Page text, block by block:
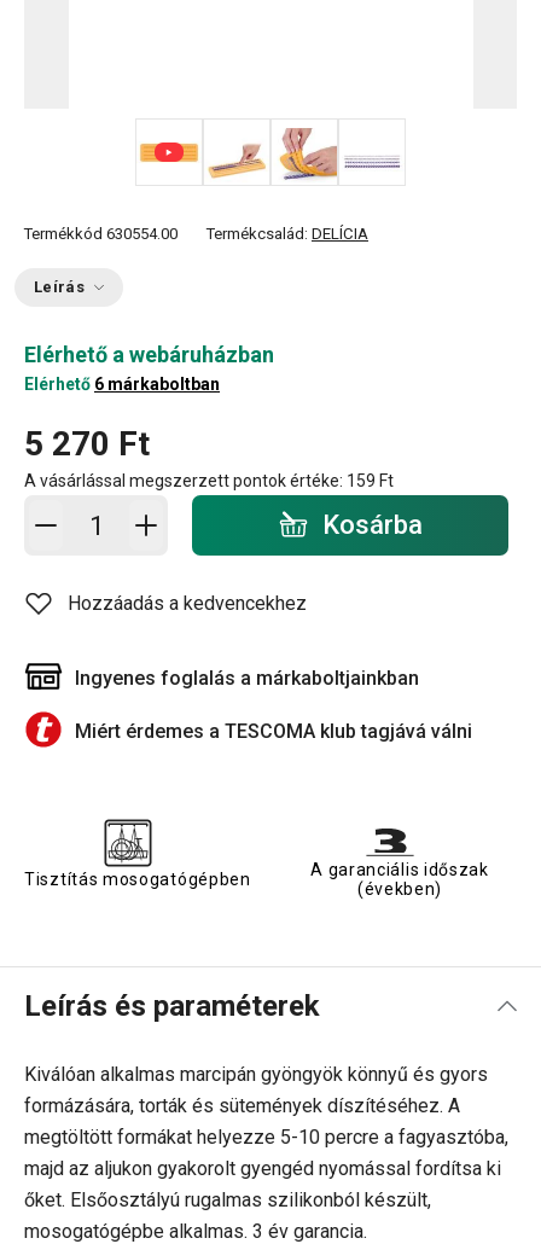
Termékkód 630554.00 Termékcsalád: DELÍCIA
Leírás
Elérhető a webáruházban
Elérhető 6 márkaboltban
5 270 Ft
A vásárlással megszerzett pontok értéke: 159 Ft
Kosárba - mennyiség Kosárba
Hozzáadás a kedvencekhez
Ingyenes foglalás a márkaboltjainkban
Miért érdemes a TESCOMA klub tagjává válni
Tisztítás mosogatógépben
A garanciális időszak
(években)
Leírás és paraméterek
Kiválóan alkalmas marcipán gyöngyök könnyű és gyors
formázására, torták és sütemények díszítéséhez. A
megtöltött formákat helyezze 5-10 percre a fagyasztóba,
majd az aljukon gyakorolt gyengéd nyomással fordítsa ki
őket. Elsőosztályú rugalmas szilikonból készült,
mosogatógépbe alkalmas. 3 év garancia.